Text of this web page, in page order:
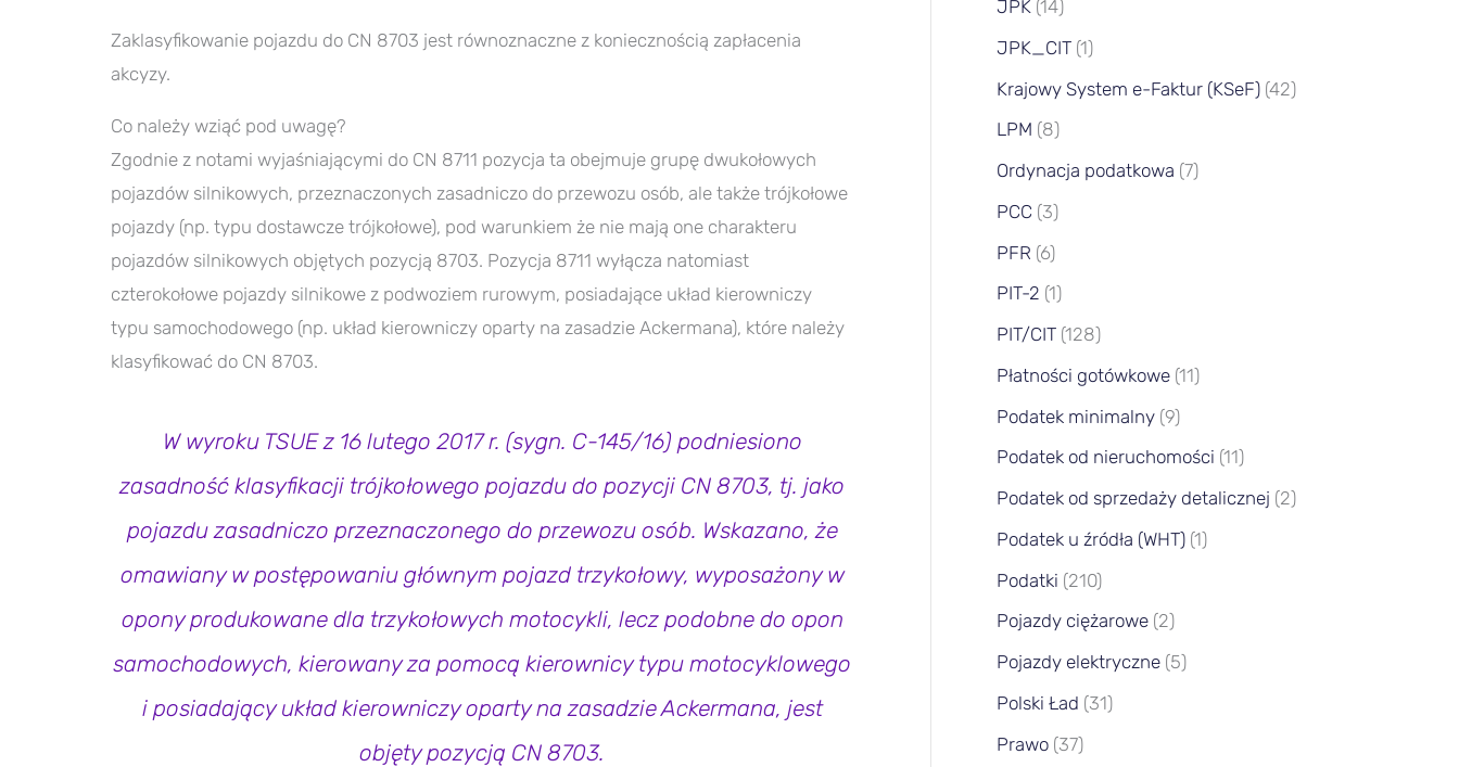
Zaklasyfikowanie pojazdu do CN 8703 jest równoznaczne z koniecznością zapłacenia
akcyzy.
Co należy wziąć pod uwagę?
Zgodnie z notami wyjaśniającymi do CN 8711 pozycja ta obejmuje grupę dwukołowych
pojazdów silnikowych, przeznaczonych zasadniczo do przewozu osób, ale także trójkołowe
pojazdy (np. typu dostawcze trójkołowe), pod warunkiem że nie mają one charakteru
pojazdów silnikowych objętych pozycją 8703. Pozycja 8711 wyłącza natomiast
czterokołowe pojazdy silnikowe z podwoziem rurowym, posiadające układ kierowniczy
typu samochodowego (np. układ kierowniczy oparty na zasadzie Ackermana), które należy
klasyfikować do CN 8703.
W wyroku TSUE z 16 lutego 2017 r. (sygn. C-145/16) podniesiono
zasadność klasyfikacji trójkołowego pojazdu do pozycji CN 8703, tj. jako
pojazdu zasadniczo przeznaczonego do przewozu osób. Wskazano, że
omawiany w postępowaniu głównym pojazd trzykołowy, wyposażony w
opony produkowane dla trzykołowych motocykli, lecz podobne do opon
samochodowych, kierowany za pomocą kierownicy typu motocyklowego
i posiadający układ kierowniczy oparty na zasadzie Ackermana, jest
objęty pozycją CN 8703.
JPK(14)
JPK_CIT(1)
Krajowy System e-Faktur (KSeF)(42)
LPM (8)
Ordynacja podatkowa (7)
PCC (3)
PFR (6)
PIT-2 (1)
PIT/CIT(128)
Płatności gotówkowe(11)
Podatek minimalny(9)
Podatek od nieruchomości (11)
Podatek od sprzedaży detalicznej (2)
Podatek u źródła (WHT)(1)
Podatki (210)
Pojazdy ciężarowe(2)
Pojazdy elektryczne(5)
Polski Ład (31)
Prawo(37)